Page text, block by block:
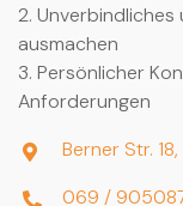
2.
ausmachen
3. Persönlicher
Anforderungen
 Berner Str.
 069 /